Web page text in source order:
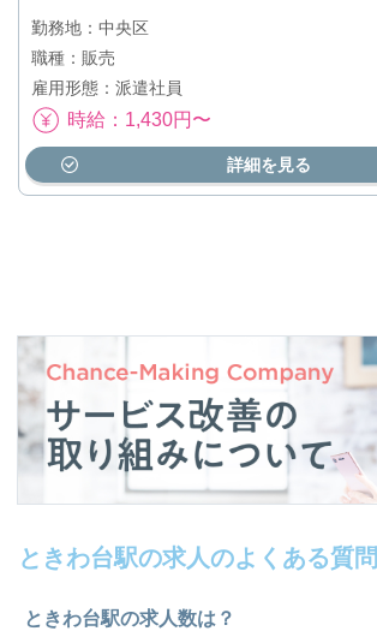
勤務地：中央区
職種：販売
雇用形態：派遣社員
時給：1,430円〜
詳細を見る
ときわ台駅の求人のよくある質問
ときわ台駅の求人数は？